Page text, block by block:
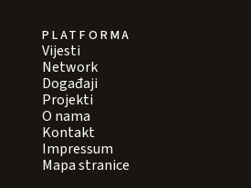
PLATFORMA
Vijesti
Network
Događaji
Projekti
O nama
Kontakt
Impressum
Mapa stranice